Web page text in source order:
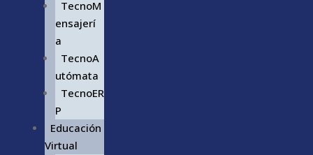
TecnoM
ensajerí
a
TecnoA
utómata
TecnoER
P
Educación
Virtual